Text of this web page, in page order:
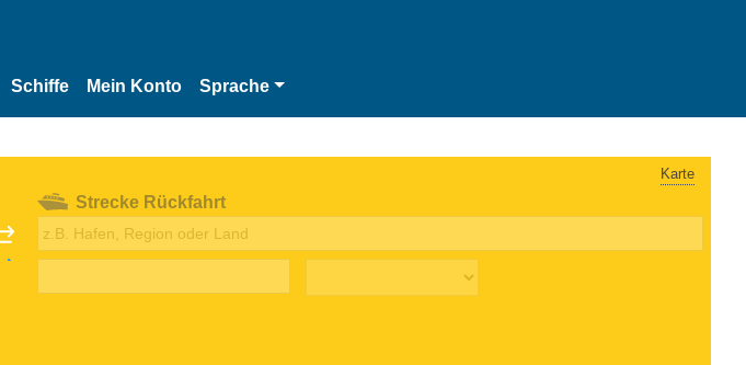
Schiffe Mein Konto Sprache
Karte
Strecke Rückfahrt